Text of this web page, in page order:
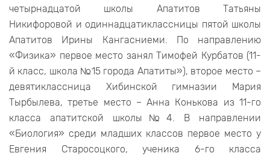
четырнадцатой школы Апатитов Татьяны
Никифоровой и одиннадцатиклассницы пятой школы
Апатитов Ирины Кангасниеми. По направлению
«Физика» первое место занял Тимофей Курбатов (11-
й класс, школа №15 города Апатиты»), второе место –
девятиклассница Хибинской гимназии Мария
Тырбылева, третье место – Анна Конькова из 11-го
класса апатитской школы№4. В направлении
«Биология» среди младших классов первое место у
Евгения Старосоцкого, ученика 6-го класса